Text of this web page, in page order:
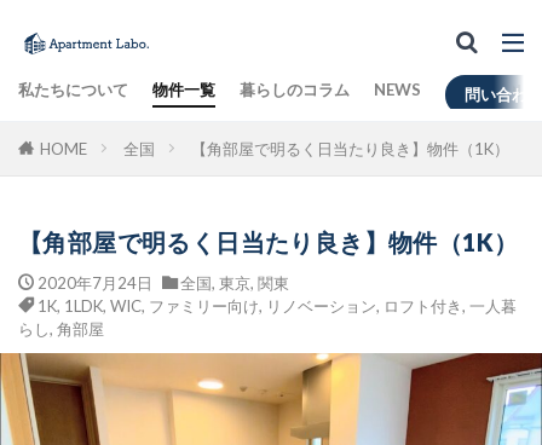
私たちについて 物件一覧 暮らしのコラム NEWS 問い合わせ
HOME 全国 【角部屋で明るく日当たり良き】物件（1K）
【角部屋で明るく日当たり良き】物件（1K）
2020年7月24日 全国, 東京, 関東
1K, 1LDK, WIC, ファミリー向け, リノベーション, ロフト付き, 一人暮
らし, 角部屋